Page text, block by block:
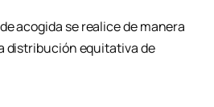
acogida se realice de manera
distribución equitativa de